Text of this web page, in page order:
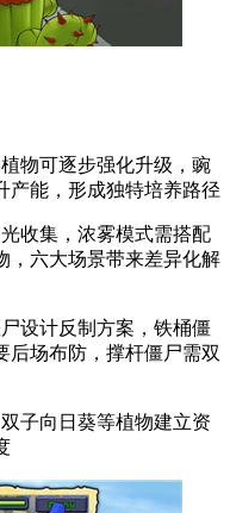
物可逐步强化升级，豌
产能，形成独特培养路径
收集，浓雾模式需搭配
，六大场景带来差异化解
设计反制方案，铁桶僵
后场布防，撑杆僵尸需双
子向日葵等植物建立资